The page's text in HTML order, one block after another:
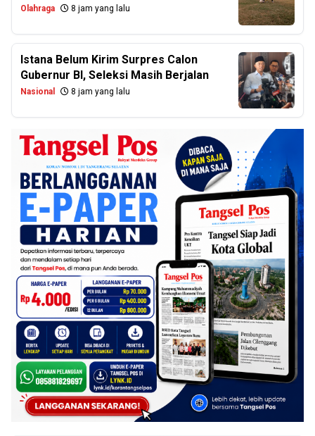
Olahraga 8 jam yang lalu
Istana Belum Kirim Surpres Calon
Gubernur BI, Seleksi Masih Berjalan
Nasional 8 jam yang lalu